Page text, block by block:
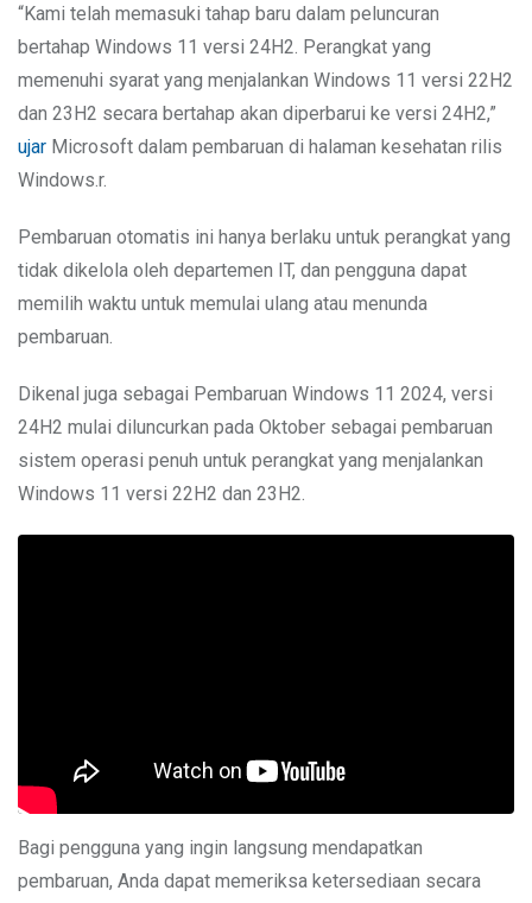
“Kami telah memasuki tahap baru dalam peluncuran
bertahap Windows 11 versi 24H2. Perangkat yang
memenuhi syarat yang menjalankan Windows 11 versi 22H2
dan 23H2 secara bertahap akan diperbarui ke versi 24H2,”
ujar Microsoft dalam pembaruan di halaman kesehatan rilis
Windows.r.
Pembaruan otomatis ini hanya berlaku untuk perangkat yang
tidak dikelola oleh departemen IT, dan pengguna dapat
memilih waktu untuk memulai ulang atau menunda
pembaruan.
Dikenal juga sebagai Pembaruan Windows 11 2024, versi
24H2 mulai diluncurkan pada Oktober sebagai pembaruan
sistem operasi penuh untuk perangkat yang menjalankan
Windows 11 versi 22H2 dan 23H2.
Bagi pengguna yang ingin langsung mendapatkan
pembaruan, Anda dapat memeriksa ketersediaan secara